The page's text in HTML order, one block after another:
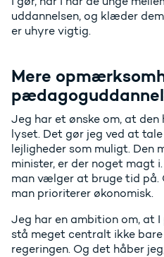
uddannelsen, og klæder
er uhyre vigtig.
Mere
Jeg har et ønske om, at den
lyset. Det gør jeg ved at
lejligheder som muligt. Den
minister, er der noget magt
man vælger at bruge tid på.
man prioriterer økonomisk.
Jeg har en ambition om, at
stå meget centralt ikke
regeringen. Og det håber